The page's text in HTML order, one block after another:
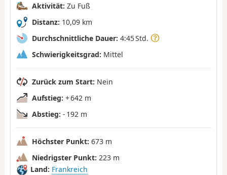
Aktivität: Zu Fuß
Distanz: 10,09 km
Durchschnittliche Dauer: 4:45 Std.
Schwierigkeitsgrad: Mittel
Zurück zum Start: Nein
Aufstieg: + 642 m
Abstieg: - 192 m
Höchster Punkt: 673 m
Niedrigster Punkt: 223 m
Land: Frankreich